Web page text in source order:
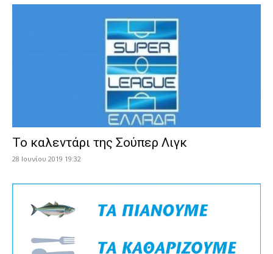
Το καλεντάρι της Σούπερ Λιγκ
28 Ιουνίου 2019 19:32